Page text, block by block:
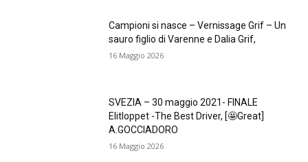
Campioni si nasce – Vernissage Grif – Un
sauro figlio di Varenne e Dalia Grif,
16 Maggio 2026
SVEZIA – 30 maggio 2021- FINALE
Elitloppet -The Best Driver, [🤩Great]
A.GOCCIADORO
16 Maggio 2026